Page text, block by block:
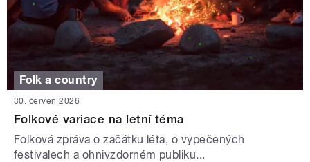
Folk a country
30. červen 2026
Folkové variace na letní téma
Folková zpráva o začátku léta, o vypečených
festivalech a ohnivzdorném publiku...